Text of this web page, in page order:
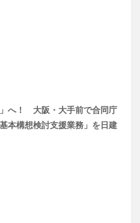
へ！ 大阪・大手前で合同庁
本構想検討支援業務」を日建